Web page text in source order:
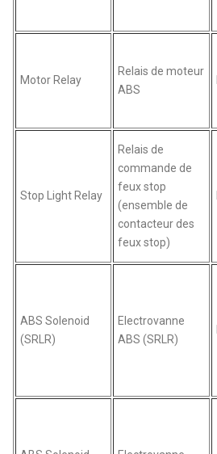
Motor Relay
Relais de moteur
ABS
Stop Light Relay
Relais de
commande de
feux stop
(ensemble de
contacteur des
feux stop)
ABS Solenoid
(SRLR)
Electrovanne
ABS (SRLR)